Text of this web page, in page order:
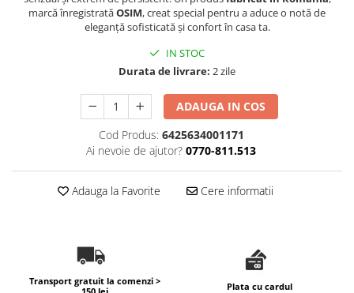
marcă înregistratăOSIM, creat special pentru a aduce o notă de
eleganță sofisticată și confort în casa ta.
IN STOC
Durata de livrare: 2 zile
ADAUGA IN COS
Cod Produs: 6425634001171
Ai nevoie de ajutor? 0770-811.513
Adauga la Favorite Cere informatii
Transport gratuit la comenzi >
Plata cu cardul